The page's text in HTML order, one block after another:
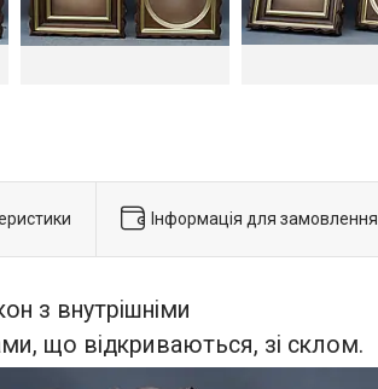
Інформація для замовлення
з внутрішніми
що відкриваються, зі склом.